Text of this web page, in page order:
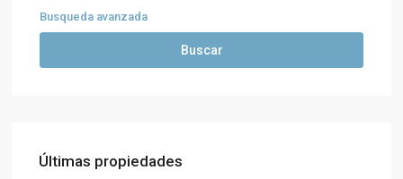
Busqueda avanzada
Buscar
Últimas propiedades